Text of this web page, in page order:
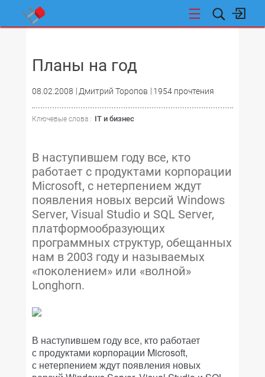
Планы на год
08.02.2008 Дмитрий Торопов 1954 прочтения
Ключевые слова : IT и бизнес
В наступившем году все, кто
работает с продуктами корпорации
Microsoft, с нетерпением ждут
появления новых версий Windows
Server, Visual Studio и SQL Server,
платформообразующих
программных структур, обещанных
нам в 2003 году и называемых
«поколением» или «волной»
Longhorn.
В наступившем году все, кто работает
с продуктами корпорации Microsoft,
с нетерпением ждут появления новых